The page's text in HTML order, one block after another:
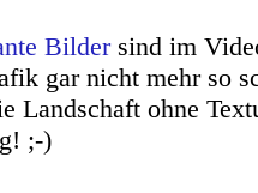
Bildersind im
gar nicht mehr so
Landschaft ohne
;-)